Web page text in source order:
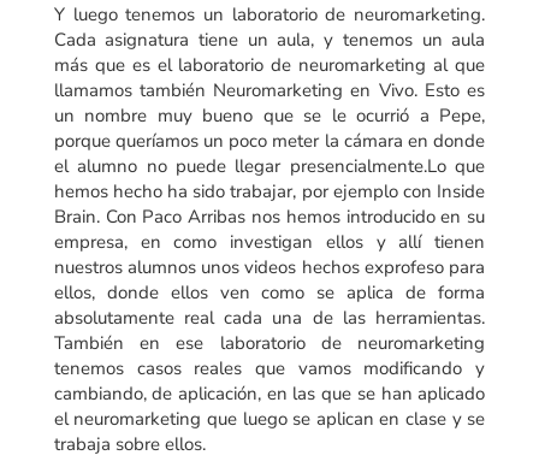
Y luego tenemos un laboratorio de neuromarketing.
Cada asignatura tiene un aula, y tenemos un aula
más que es el laboratorio de neuromarketing al que
llamamos también Neuromarketing en Vivo. Esto es
un nombre muy bueno que se le ocurrió a Pepe,
porque queríamos un poco meter la cámara en donde
el alumno no puede llegar presencialmente.Lo que
hemos hecho ha sido trabajar, por ejemplo con Inside
Brain. Con Paco Arribas nos hemos introducido en su
empresa, en como investigan ellos y allí tienen
nuestros alumnos unos videos hechos exprofeso para
ellos, donde ellos ven como se aplica de forma
absolutamente real cada una de las herramientas.
También en ese laboratorio de neuromarketing
tenemos casos reales que vamos modificando y
cambiando, de aplicación, en las que se han aplicado
el neuromarketing que luego se aplican en clase y se
trabaja sobre ellos.